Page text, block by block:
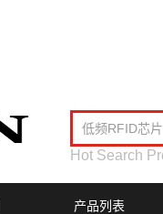
Hot Search
产品列表